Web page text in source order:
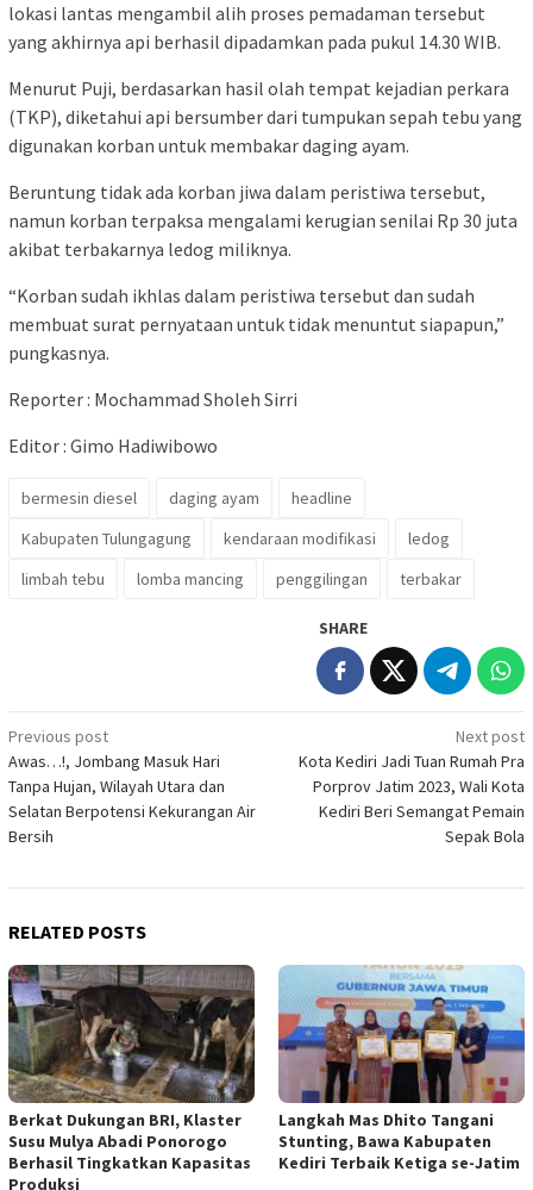
lokasi lantas mengambil alih proses pemadaman tersebut
yang akhirnya api berhasil dipadamkan pada pukul 14.30 WIB.
Menurut Puji, berdasarkan hasil olah tempat kejadian perkara
(TKP), diketahui api bersumber dari tumpukan sepah tebu yang
digunakan korban untuk membakar daging ayam.
Beruntung tidak ada korban jiwa dalam peristiwa tersebut,
namun korban terpaksa mengalami kerugian senilai Rp 30 juta
akibat terbakarnya ledog miliknya.
“Korban sudah ikhlas dalam peristiwa tersebut dan sudah
membuat surat pernyataan untuk tidak menuntut siapapun,”
pungkasnya.
Reporter : Mochammad Sholeh Sirri
Editor : Gimo Hadiwibowo
bermesin diesel daging ayam
headline
Kabupaten Tulungagung
kendaraan modifikasi
ledog
limbah tebu
lomba mancing penggilingan terbakar
SHARE
Post
navigation
Previous post
Awas…!, Jombang Masuk Hari
Tanpa Hujan, Wilayah Utara dan
Selatan Berpotensi Kekurangan Air
Bersih
Next post
Kota Kediri Jadi Tuan Rumah Pra
Porprov Jatim 2023, Wali Kota
Kediri Beri Semangat Pemain
Sepak Bola
RELATED POSTS
Berkat Dukungan BRI, Klaster
Susu Mulya Abadi Ponorogo
Berhasil Tingkatkan Kapasitas
Produksi
Langkah Mas Dhito Tangani
Stunting, Bawa Kabupaten
Kediri Terbaik Ketiga se-Jatim